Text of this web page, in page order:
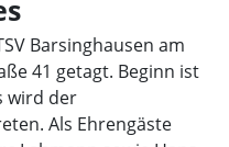
Barsinghausen am
41 getagt. Beginn ist
wird der
Als Ehrengäste